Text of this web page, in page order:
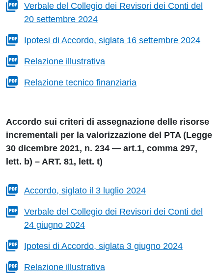
Verbale del Collegio dei Revisori dei Conti del
20 settembre 2024
Ipotesi di Accordo, siglata 16 settembre 2024
Relazione illustrativa
Relazione tecnico finanziaria
Accordo sui criteri di assegnazione delle risorse
incrementali per la valorizzazione del PTA (Legge
30 dicembre 2021, n. 234 — art.1, comma 297,
lett. b) – ART. 81, lett. t)
Accordo, siglato il 3 luglio 2024
Verbale del Collegio dei Revisori dei Conti del
24 giugno 2024
Ipotesi di Accordo, siglata 3 giugno 2024
Relazione illustrativa